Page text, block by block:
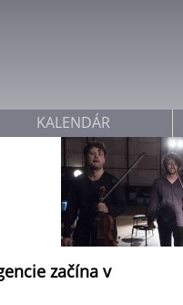
začína v
KALENDÁR